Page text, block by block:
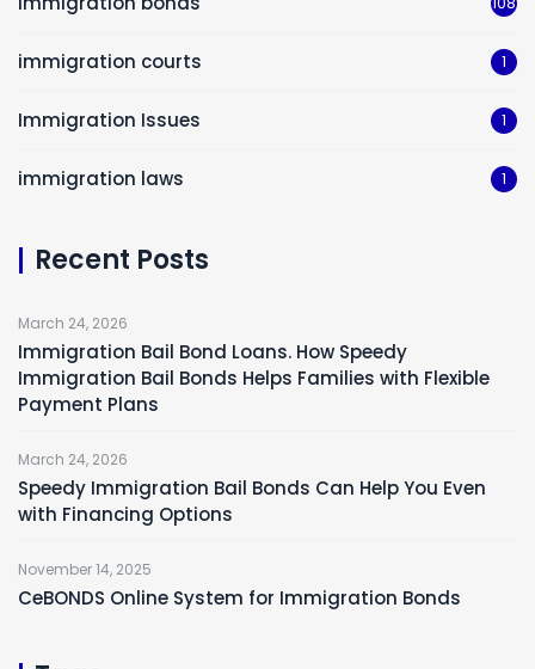
immigration courts 1
Immigration Issues 1
immigration laws 1
Recent Posts
March 24, 2026
Immigration Bail Bond Loans. How Speedy
Immigration Bail Bonds Helps Families with Flexible
Payment Plans
March 24, 2026
Speedy Immigration Bail Bonds Can Help You Even
with Financing Options
November 14, 2025
CeBONDS Online System for Immigration Bonds